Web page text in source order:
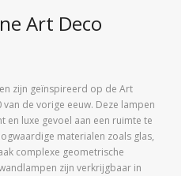
Art Deco
zijn geïnspireerd op de Art
de vorige eeuw. Deze lampen
en luxe gevoel aan een ruimte te
materialen zoals glas,
complexe geometrische
zijn verkrijgbaar in